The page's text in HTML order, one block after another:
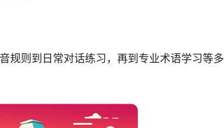
规则到日常对话练习，再到专业术语学习等多